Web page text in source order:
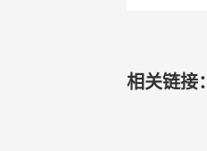
相关链接：